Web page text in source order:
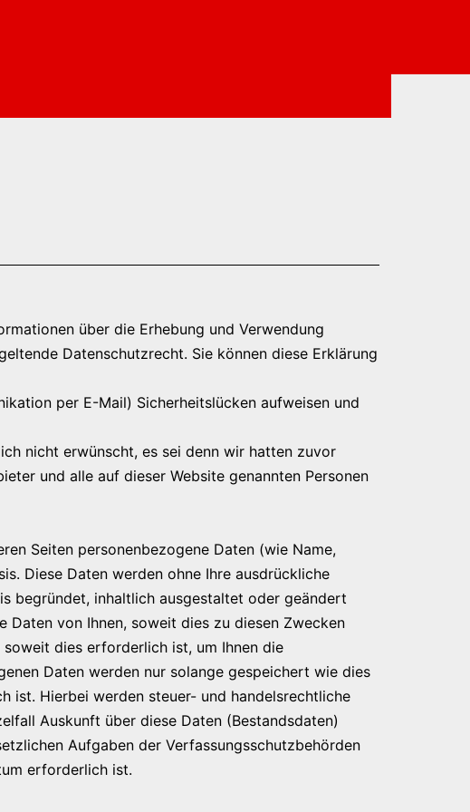
über die Erhebung und Verwendung
Datenschutzrecht. Sie können diese Erklärung
per E-Mail) Sicherheitslücken aufweisen und
nicht erwünscht, es sei denn wir hatten zuvor
und alle auf dieser Website genannten Personen
Seiten personenbezogene Daten (wie Name,
Diese Daten werden ohne Ihre ausdrückliche
begründet, inhaltlich ausgestaltet oder geändert
Daten von Ihnen, soweit dies zu diesen Zwecken
dies erforderlich ist, um Ihnen die
Daten werden nur solange gespeichert wie dies
ist. Hierbei werden steuer- und handelsrechtliche
Auskunft über diese Daten (Bestandsdaten)
Aufgaben der Verfassungsschutzbehörden
erforderlich ist.